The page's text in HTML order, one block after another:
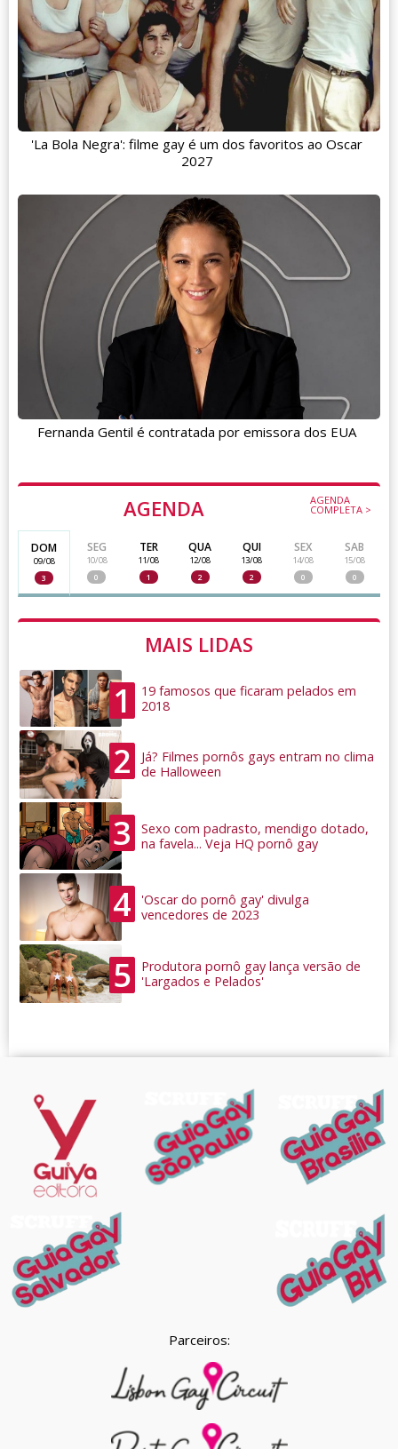
AGENDA AGENDA
COMPLETA >
DOM
09/08
3
SEG
10/08
0
TER
11/08
1
QUA
12/08
2
QUI
13/08
2
SEX
14/08
0
SAB
15/08
0
MAIS LIDAS
1
19 famosos que ficaram pelados em
2018
2
Já? Filmes pornôs gays entram no clima
de Halloween
3
Sexo com padrasto, mendigo dotado,
na favela... Veja HQ pornô gay
4
'Oscar do pornô gay' divulga
vencedores de 2023
5
Produtora pornô gay lança versão de
'Largados e Pelados'
'La Bola Negra': filme gay é um dos favoritos ao Oscar
2027
Fernanda Gentil é contratada por emissora dos EUA
Parceiros: